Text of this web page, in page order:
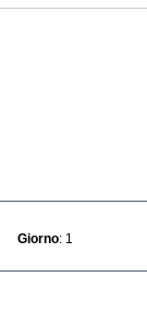
Giorno : 1